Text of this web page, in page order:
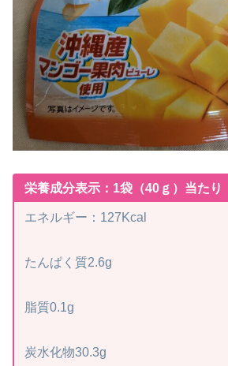
栄養成分表示：1袋（40ｇ）当たり
エネルギー：127Kcal
たんぱく質2.6g
脂質0.1g
炭水化物30.3g